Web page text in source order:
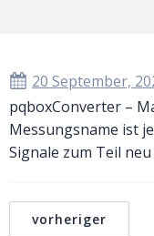
20 September,
pqboxConverter –
Messungsname ist
Signale zum Teil
vorheriger